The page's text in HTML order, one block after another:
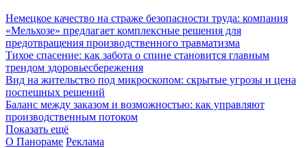
Немецкое качество на страже безопасности труда: компания
«Мельхозе» предлагает комплексные решения для
предотвращения производственного травматизма
Тихое спасение: как забота о спине становится главным
трендом здоровьесбережения
Вид на жительство под микроскопом: скрытые угрозы и цена
поспешных решений
Баланс между заказом и возможностью: как управляют
производственным потоком
Показать ещё
О Панораме Реклама